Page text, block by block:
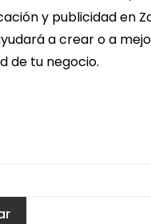
y publicidad en
a crear o a
de tu negocio.